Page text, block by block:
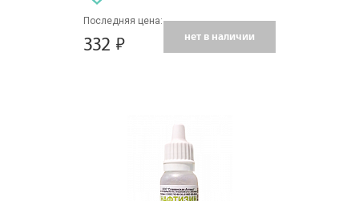
Последняя цена:
332 нет в наличии